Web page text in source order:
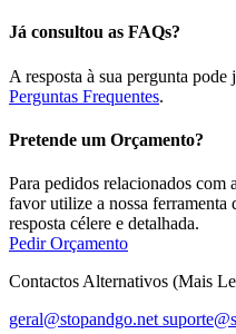
Já consultou as FAQs?
A resposta à sua pergunta pode
Perguntas Frequentes.
Pretende um Orçamento?
Para pedidos relacionados com
favor utilize a nossa ferramenta
resposta célere e detalhada.
Pedir Orçamento
Contactos Alternativos (Mais
geral@stopandgo.net